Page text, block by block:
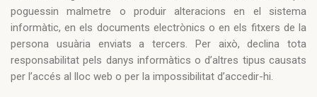
poguessin malmetre o produir alteracions en el sistema
informàtic, en els documents electrònics o en els fitxers de la
persona usuària enviats a tercers. Per això, declina tota
responsabilitat pels danys informàtics o d’altres tipus causats
per l’accés al lloc web o per la impossibilitat d’accedir-hi.